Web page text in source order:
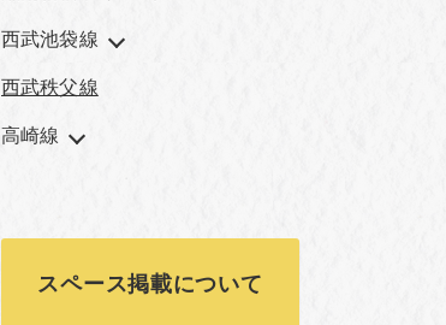
西武池袋線
西武秩父線
高崎線
スペース掲載について